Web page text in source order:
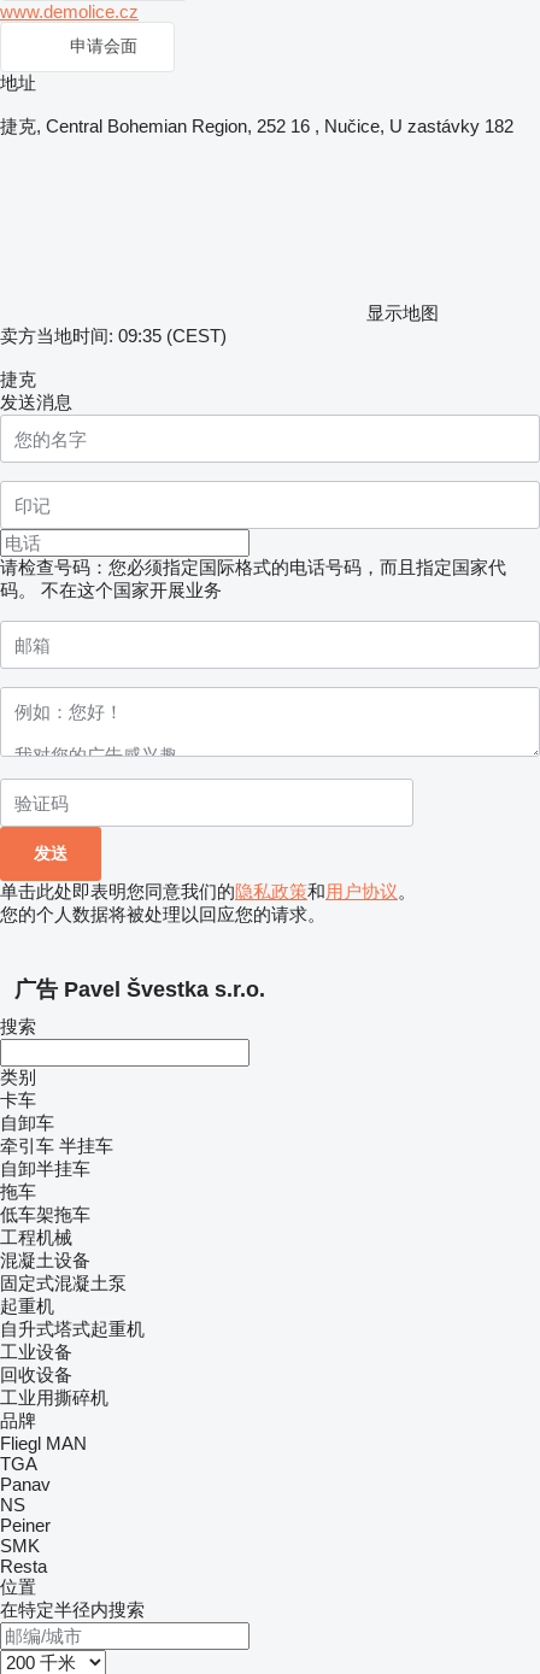
www.demolice.cz
申请会面
地址
捷克, Central Bohemian Region, 252 16 , Nučice, U zastávky 182
显示地图
卖方当地时间: 09:35 (CEST)
捷克
发送消息
请检查号码：您必须指定国际格式的电话号码，而且指定国家代
码。
不在这个国家开展业务
单击此处即表明您同意我们的隐私政策和用户协议。
您的个人数据将被处理以回应您的请求。
广告 Pavel Švestka s.r.o.
搜索
类别
卡车
自卸车
牵引车 半挂车
自卸半挂车
拖车
低车架拖车
工程机械
混凝土设备
固定式混凝土泵
起重机
自升式塔式起重机
工业设备
回收设备
工业用撕碎机
品牌
Fliegl MAN
TGA
Panav
NS
Peiner
SMK
Resta
位置
在特定半径内搜索